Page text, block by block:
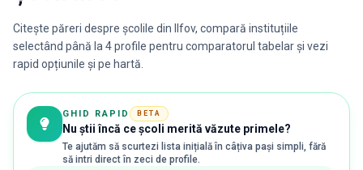
Citește păreri despre școlile din Ilfov, compară instituțiile
selectând până la 4 profile pentru comparatorul tabelar și vezi
rapid opțiunile și pe hartă.
GHID RAPID BETA
Nu știi încă ce școli merită văzute primele?
Te ajutăm să scurtezi lista inițială în câțiva pași simpli, fără
să intri direct în zeci de profile.